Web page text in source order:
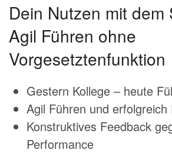
Dein Nutzen mit dem
Agil Führen ohne
Vorgesetztenfunktion
Gestern Kollege – heute
Agil Führen und erfolgreich
Konstruktives Feedback
Performance